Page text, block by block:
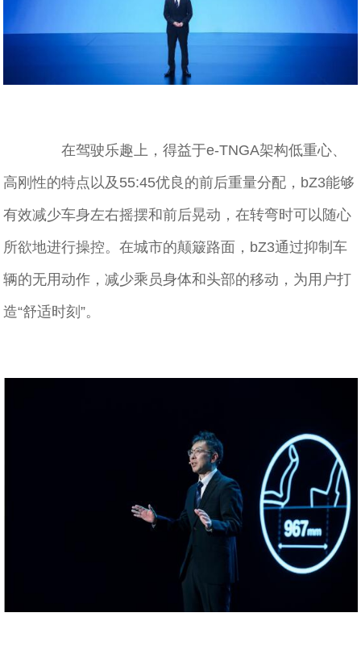
在驾驶乐趣上，得益于e-TNGA架构低重⼼、
高刚性的特点以及55:45优良的前后重量分配，bZ3能够
有效减少车身左右摇摆和前后晃动，在转弯时可以随心
所欲地进行操控。在城市的颠簸路面，bZ3通过抑制⻋
辆的⽆⽤动作，减少乘员身体和头部的移动，为用户打
造“舒适时刻”。